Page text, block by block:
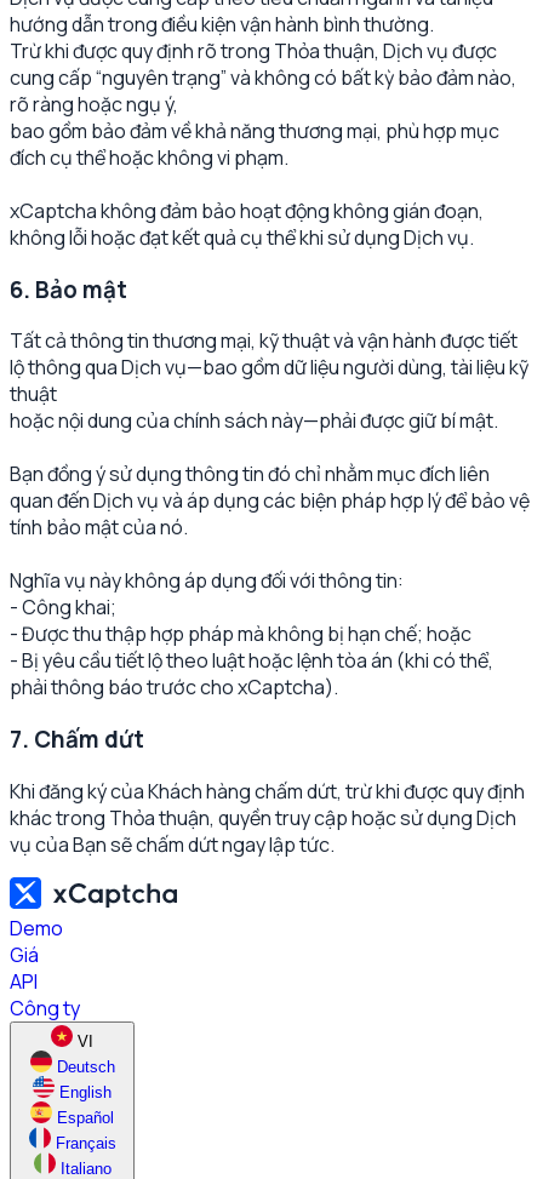
hướng dẫn trong điều kiện vận hành bình thường.
Trừ khi được quy định rõ trong Thỏa thuận, Dịch vụ được
cung cấp “nguyên trạng” và không có bất kỳ bảo đảm nào,
rõ ràng hoặc ngụ ý,
bao gồm bảo đảm về khả năng thương mại, phù hợp mục
đích cụ thể hoặc không vi phạm.
xCaptcha không đảm bảo hoạt động không gián đoạn,
không lỗi hoặc đạt kết quả cụ thể khi sử dụng Dịch vụ.
6. Bảo mật
Tất cả thông tin thương mại, kỹ thuật và vận hành được tiết
lộ thông qua Dịch vụ—bao gồm dữ liệu người dùng, tài liệu kỹ
thuật
hoặc nội dung của chính sách này—phải được giữ bí mật.
Bạn đồng ý sử dụng thông tin đó chỉ nhằm mục đích liên
quan đến Dịch vụ và áp dụng các biện pháp hợp lý để bảo vệ
tính bảo mật của nó.
Nghĩa vụ này không áp dụng đối với thông tin:
- Công khai;
- Được thu thập hợp pháp mà không bị hạn chế; hoặc
- Bị yêu cầu tiết lộ theo luật hoặc lệnh tòa án (khi có thể,
phải thông báo trước cho xCaptcha).
7. Chấm dứt
Khi đăng ký của Khách hàng chấm dứt, trừ khi được quy định
khác trong Thỏa thuận, quyền truy cập hoặc sử dụng Dịch
vụ của Bạn sẽ chấm dứt ngay lập tức.
Demo
Giá
API
Công ty
VI
Deutsch
English
Español
Français
Italiano